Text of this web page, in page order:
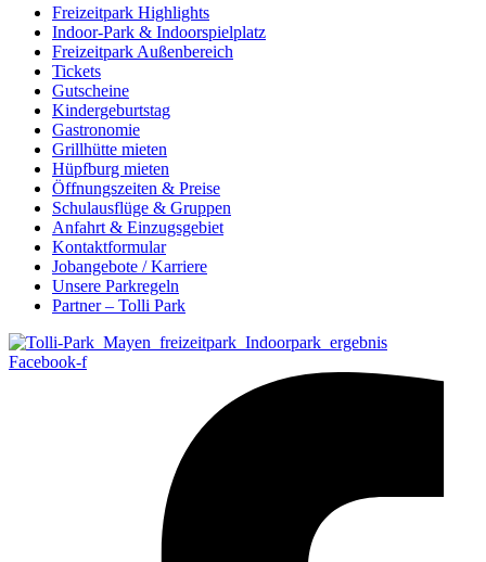
Freizeitpark Highlights
Indoor-Park & Indoorspielplatz
Freizeitpark Außenbereich
Tickets
Gutscheine
Kindergeburtstag
Gastronomie
Grillhütte mieten
Hüpfburg mieten
Öffnungszeiten & Preise
Schulausflüge & Gruppen
Anfahrt & Einzugsgebiet
Kontaktformular
Jobangebote / Karriere
Unsere Parkregeln
Partner – Tolli Park
Facebook-f